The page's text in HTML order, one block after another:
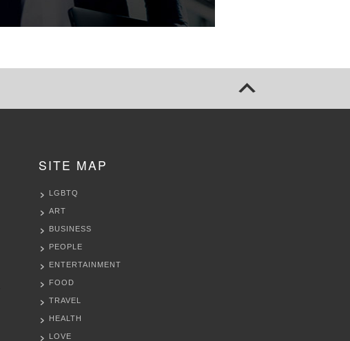
SITE MAP
LGBTQ
ART
BUSINESS
PEOPLE
ENTERTAINMENT
FOOD
TRAVEL
HEALTH
LOVE